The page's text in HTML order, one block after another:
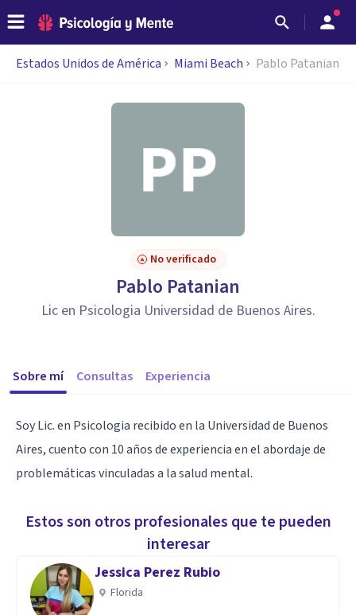
Estados Unidos de América Miami Beach Pablo Patanian
No verificado
Pablo Patanian
Lic en Psicologia Universidad de Buenos Aires.
Sobre mí Consultas Experiencia
Soy Lic. en Psicologia recibido en la Universidad de Buenos
Aires, cuento con 10 años de experiencia en el abordaje de
problemáticas vinculadas a la salud mental.
Estos son otros profesionales que te pueden
interesar
Jessica Perez Rubio
Florida